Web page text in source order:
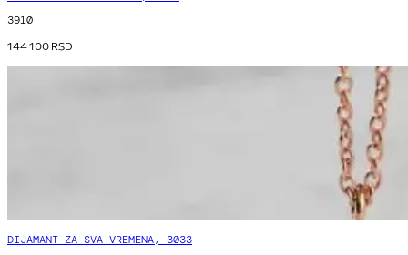
3910
144 100RSD
DIJAMANT ZA SVA VREMENA, 3033